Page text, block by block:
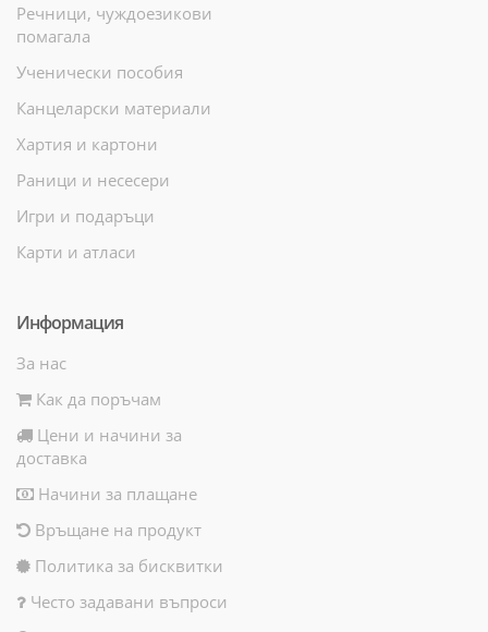
Речници, чуждоезикови
помагала
Ученически пособия
Канцеларски материали
Хартия и картони
Раници и несесери
Игри и подаръци
Карти и атласи
Информация
За нас
Как да поръчам
Цени и начини за
доставка
Начини за плащане
Връщане на продукт
Политика за бисквитки
Често задавани въпроси